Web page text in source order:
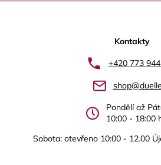
Kontakty
+420 773
Pondělí až
10:00 - 18:00
Sobota: otevřeno 10:00 - 12.00